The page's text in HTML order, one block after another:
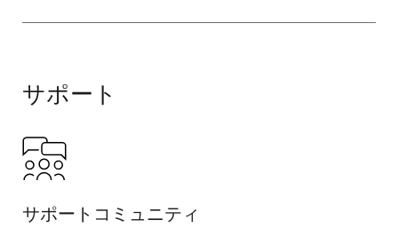
サポート
サポートコミュニティ